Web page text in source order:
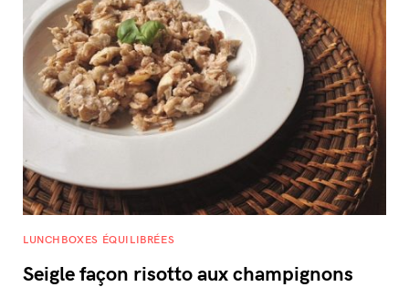
LUNCHBOXES ÉQUILIBRÉES
Seigle façon risotto aux champignons